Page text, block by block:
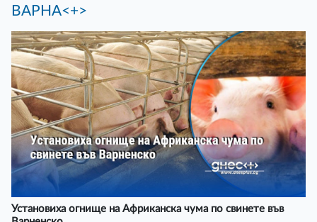
ВАРНА<+>
Установиха огнище на Африканска чума по свинете във